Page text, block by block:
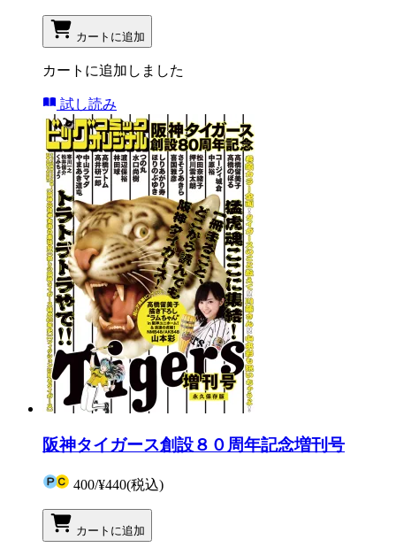
カートに追加
カートに追加しました
試し読み
阪神タイガース創設８０周年記念増刊号
400/¥440(税込)
カートに追加